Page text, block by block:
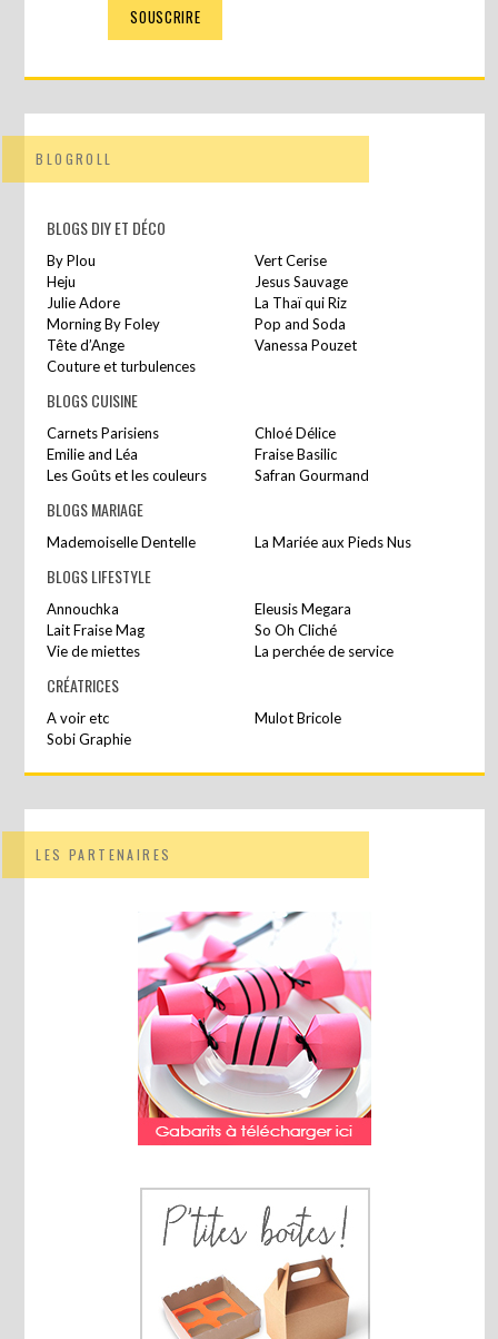
BLOGROLL
BLOGS DIY ET DÉCO
By Plou
Vert Cerise
Heju
Jesus Sauvage
Julie Adore
La Thaï qui Riz
Morning By Foley
Pop and Soda
Tête d’Ange
Vanessa Pouzet
Couture et turbulences
BLOGS CUISINE
Carnets Parisiens
Chloé Délice
Emilie and Léa
Fraise Basilic
Les Goûts et les couleurs
Safran Gourmand
BLOGS MARIAGE
Mademoiselle Dentelle La Mariée aux Pieds Nus
BLOGS LIFESTYLE
Annouchka
Eleusis Megara
Lait Fraise Mag
So Oh Cliché
Vie de miettes
La perchée de service
CRÉATRICES
A voir etc
Mulot Bricole
Sobi Graphie
LES PARTENAIRES